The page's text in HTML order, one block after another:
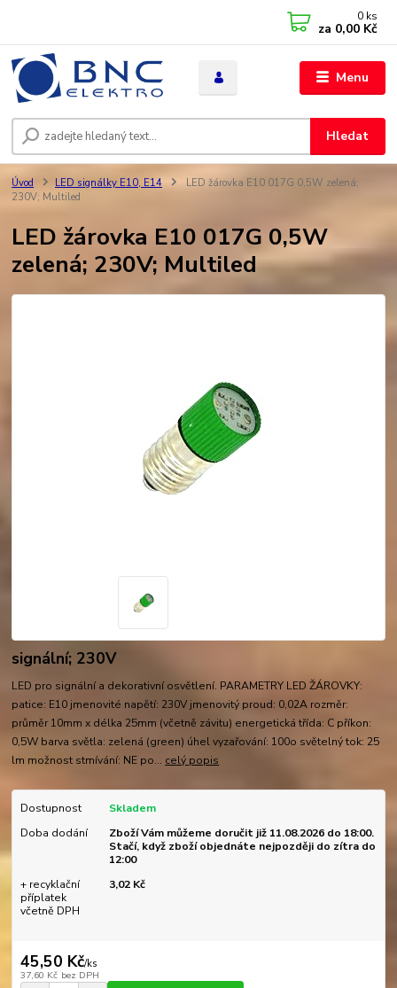
Menu
Hledat
0 ks
za 0,00 Kč
Úvod LED signálky E10, E14
LED žárovka E10 017G 0,5W zelená;
230V; Multiled
LED žárovka E10 017G 0,5W
zelená; 230V; Multiled
signální; 230V
LED pro signální a dekorativní osvětlení. PARAMETRY LED ŽÁROVKY:
patice: E10 jmenovité napětí: 230V jmenovitý proud: 0,02A rozměr:
průměr 10mm x délka 25mm (včetně závitu) energetická třída: C příkon:
0,5W barva světla: zelená (green) úhel vyzařování: 100o světelný tok: 25
lm možnost stmívání: NE po... celý popis
Dostupnost
Skladem
Doba dodání
Zboží Vám můžeme doručit již 11.08.2026 do 18:00.
Stačí, když zboží objednáte nejpozději do zítra do
12:00
+ recyklační
příplatek
včetně DPH
3,02 Kč
45,50 Kč/ks
37,60 Kč bez DPH